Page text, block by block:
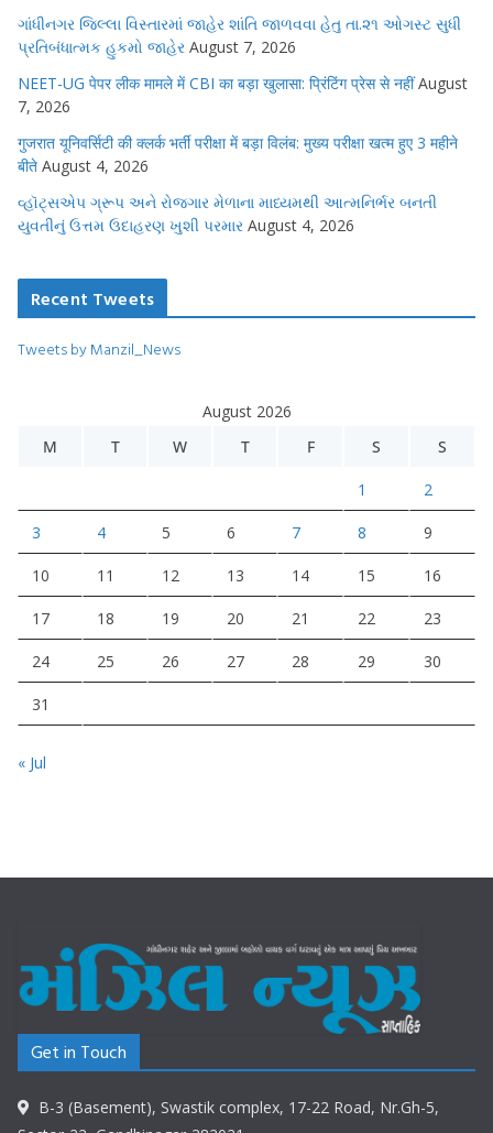
ગાંધીનગર જિલ્લા વિસ્તારમાં જાહેર શાંતિ જાળવવા હેતુ તા.૨૧ ઓગસ્ટ સુધી
પ્રતિબંધાત્મક હુકમો જાહેર August 7, 2026
NEET-UG पेपर लीक मामले में CBI का बड़ा खुलासा: प्रिंटिंग प्रेस से नहीं August
7, 2026
गुजरात यूनिवर्सिटी की क्लर्क भर्ती परीक्षा में बड़ा विलंब: मुख्य परीक्षा खत्म हुए 3 महीने
बीते August 4, 2026
વ્હૉટ્સએપ ગ્રૂપ અને રોજગાર મેળાના માધ્યમથી આત્મનિર્ભર બનતી
યુવતીનું ઉત્તમ ઉદાહરણ ખુશી પરમાર August 4, 2026
Recent Tweets
Tweets by Manzil_News
August 2026
M
T W T F S S
1 2
3 4 5 6 7 8 9
10 11 12 13 14 15 16
17 18 19 20 21 22 23
24 25 26 27 28 29 30
31
« Jul
Get in Touch
B-3 (Basement), Swastik complex, 17-22 Road, Nr.Gh-5,